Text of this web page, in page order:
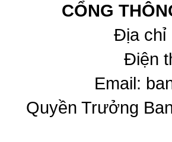
CỔNG
Địa chỉ
Điện
Email:
Quyền Trưởng